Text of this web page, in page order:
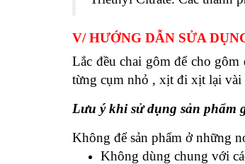
V/ HƯỚNG DẪN SỬA
Lắc đều chai gôm để cho
từng cụm nhỏ , xịt đi xịt lại vài
Lưu ý khi sử dụng sản phẩm
Không để sản phẩm ở những
Không dùng chung với